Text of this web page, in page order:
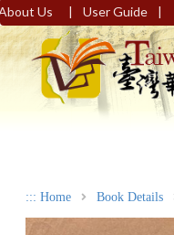
Us | User Guide |
::: Home Book Details